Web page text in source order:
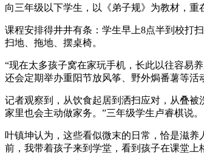
向三年级以下学生，以《弟子规》为教材，
课程安排得井井有条：学生早上8点半到校打
扫地、拖地、摆桌椅。
“现在太多孩子窝在家玩手机，长此以往容易
还会定期举办重阳节放风筝、野外焗番薯等活
记者观察到，从饮食起居到洒扫应对，从叠
家里也会主动做家务。”三年级学生卢睿棋说。
叶镇坤认为，这些看似微末的日常，恰是滋
前，我带着孩子来到学堂，看到孩子在课堂上